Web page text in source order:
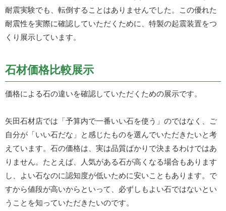
耐震実験でも、転倒することはありませんでした。この優れた
耐震性を実際に確認していただくために、特製の起震装置をつ
くり展示しています。
石材価格比較展示
価格による石の違いを確認していただくための展示です。
矢田石材店では「予算内で一番いい石を使う」のではなく、ご
自分が「いい石だな」と感じたものを選んでいただきたいと考
えています。石の価格は、実は品質ばかりで決まるわけではあ
りません。たとえば、人気がある石が高くなる場合もあります
し、よい石なのに認知度が低いために安いこともあります。で
すから値段が高いからといって、必ずしもよい石ではないとい
うことを知っていただきたいのです。